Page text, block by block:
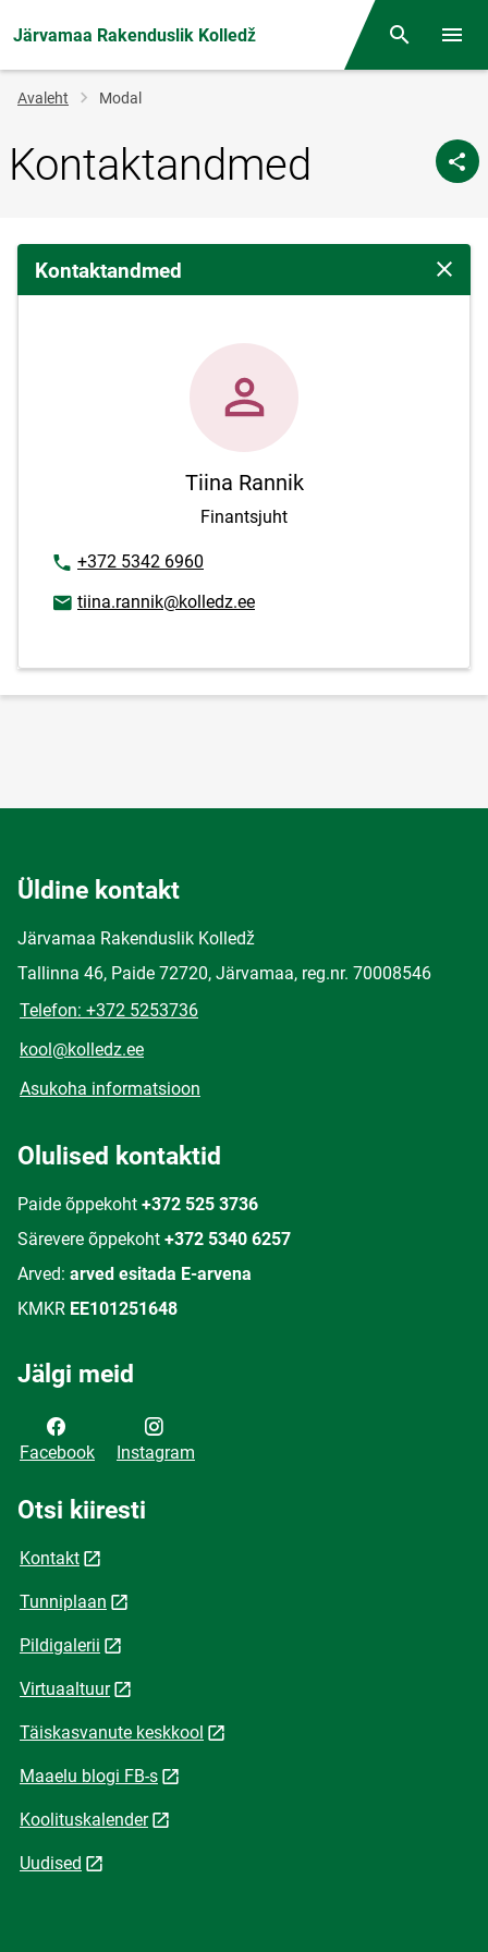
Järvamaa Rakenduslik Kolledž Otsing
Jälglink
Avaleht Modal
Kontaktandmed
Kontaktandmed Sulge
Tiina Rannik
Finantsjuht
Telefoninumber
+372 5342 6960
E-posti aadress
tiina.rannik@kolledz.ee
Üldine kontakt
Järvamaa Rakenduslik Kolledž
Tallinna 46, Paide 72720, Järvamaa, reg.nr. 70008546
Telefon: +372 5253736
kool@kolledz.ee
Asukoha informatsioon
Olulised kontaktid
Paide õppekoht +372 525 3736
Särevere õppekoht +372 5340 6257
Arved: arved esitada E-arvena
KMKR EE101251648
Jälgi meid
Facebook Instagram
Otsi kiiresti
Kontakt
Tunniplaan
Pildigalerii
Virtuaaltuur
Täiskasvanute keskkool
Maaelu blogi FB-s
Koolituskalender
Uudised